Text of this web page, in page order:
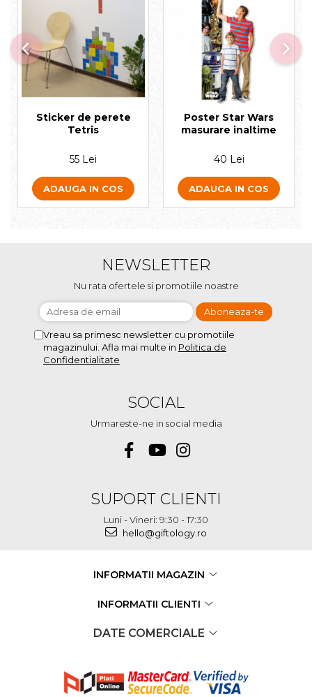
Sticker de perete
Tetris
55 Lei
ADAUGA IN COS
Poster Star Wars
masurare inaltime
40 Lei
ADAUGA IN COS
NEWSLETTER
Nu rata ofertele si promotiile noastre
Vreau sa primesc newsletter cu promotiile
magazinului. Afla mai multe in Politica de
Confidentialitate
SOCIAL
Urmareste-ne in social media
SUPORT CLIENTI
Luni - Vineri: 9:30 - 17:30
hello@giftology.ro
INFORMATII MAGAZIN
INFORMATII CLIENTI
DATE COMERCIALE